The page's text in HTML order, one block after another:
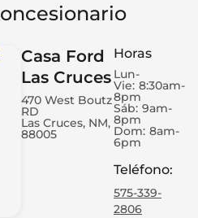
Casa Ford
Las Cruces
470 West Boutz
RD
Las Cruces, NM,
88005
Horas
Lun-
Vie: 8:30am-
8pm
Sáb: 9am-
8pm
Dom: 8am-
6pm
Teléfono:
575-339-
2806